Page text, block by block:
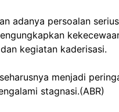
adanya persoalan
kegiatan kaderisasi.
menjadi
stagnasi.(ABR)